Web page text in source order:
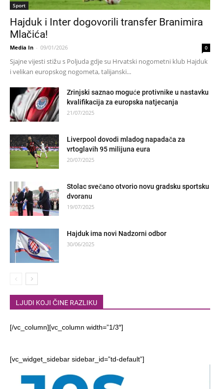
Sport
Hajduk i Inter dogovorili transfer Branimira
Mlačića!
Media In - 09/01/2026 0
Sjajne vijesti stižu s Poljuda gdje su Hrvatski nogometni klub Hajduk
i velikan europskog nogometa, talijanski...
Zrinjski saznao moguće protivnike u nastavku
kvalifikacija za europska natjecanja
21/07/2025
Liverpool dovodi mladog napadača za
vrtoglavih 95 milijuna eura
20/07/2025
Stolac svečano otvorio novu gradsku sportsku
dvoranu
19/07/2025
Hajduk ima novi Nadzorni odbor
30/06/2025
LJUDI KOJI ČINE RAZLIKU
[/vc_column][vc_column width=”1/3″]
[vc_widget_sidebar sidebar_id=”td-default”]